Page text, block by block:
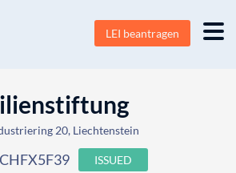
LEI beantragen
20, Liechtenstein
ISSUED